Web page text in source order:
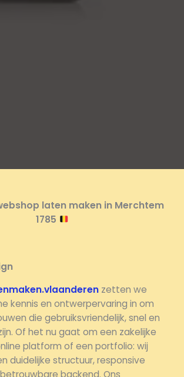
laten maken in Merchtem
1785
zetten we
kennis en ontwerpervaring in om
die gebruiksvriendelijk, snel en
Of het nu gaat om een zakelijke
platform of een portfolio: wij
duidelijke structuur, responsive
backend. Ons